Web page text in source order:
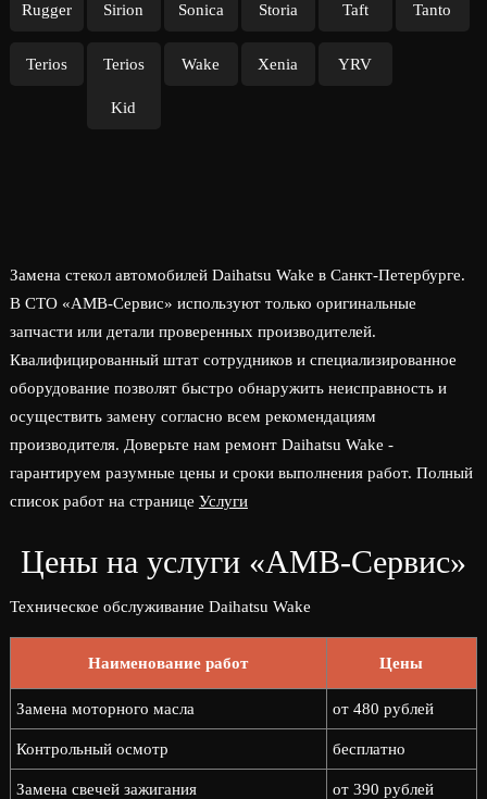
Rugger Sirion Sonica Storia Taft Tanto
Terios Terios
Kid
Wake Xenia YRV
Замена стекол автомобилей Daihatsu Wake в Санкт-Петербурге.
В СТО «АМВ-Сервис» используют только оригинальные
запчасти или детали проверенных производителей.
Квалифицированный штат сотрудников и специализированное
оборудование позволят быстро обнаружить неисправность и
осуществить замену согласно всем рекомендациям
производителя. Доверьте нам ремонт Daihatsu Wake -
гарантируем разумные цены и сроки выполнения работ. Полный
список работ на странице Услуги
Цены на услуги «АМВ-Сервис»
Техническое обслуживание Daihatsu Wake
Наименование работ Цены
Замена моторного масла от 480 рублей
Контрольный осмотр бесплатно
Замена свечей зажигания от 390 рублей